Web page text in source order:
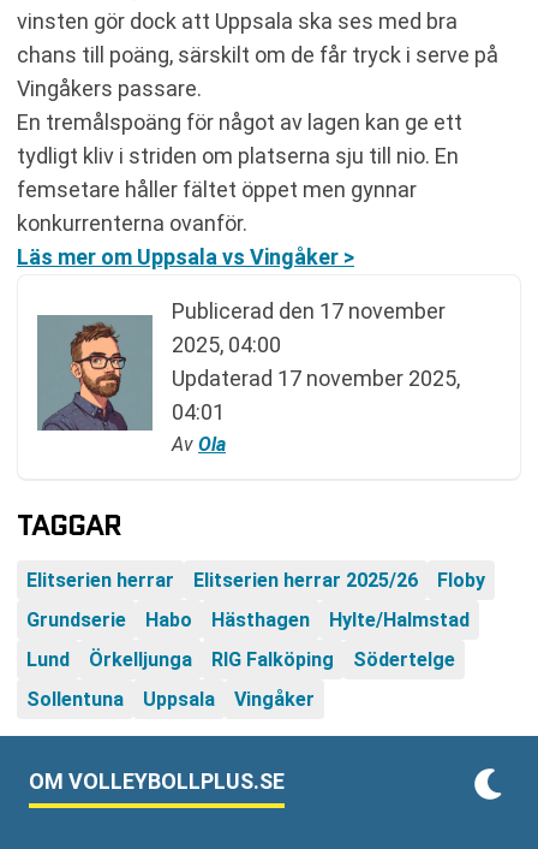
vinsten gör dock att Uppsala ska ses med bra
chans till poäng, särskilt om de får tryck i serve på
Vingåkers passare.
En tremålspoäng för något av lagen kan ge ett
tydligt kliv i striden om platserna sju till nio. En
femsetare håller fältet öppet men gynnar
konkurrenterna ovanför.
Läs mer om Uppsala vs Vingåker >
Publicerad den 17 november
2025, 04:00
Updaterad 17 november 2025,
04:01
Av Ola
TAGGAR
Elitserien herrar Elitserien herrar 2025/26
Floby
Grundserie
Habo Hästhagen
Hylte/Halmstad
Lund
Örkelljunga RIG Falköping
Södertelge
Sollentuna
Uppsala Vingåker
OM VOLLEYBOLLPLUS.SE